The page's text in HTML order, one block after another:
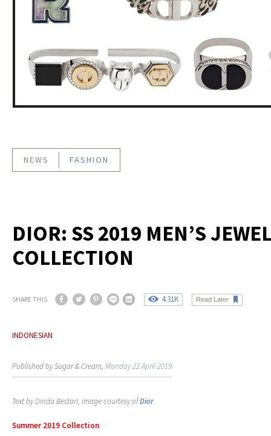
NEWS FASHION
DIOR: SS 2019 MEN’S
COLLECTION
SHARE THIS 4.31K Read Later
INDONESIAN
Published by Sugar & Cream, Monday 22 April 2019
Text by Dinda Bestari, image courtesy ofDior
Summer 2019 Collection